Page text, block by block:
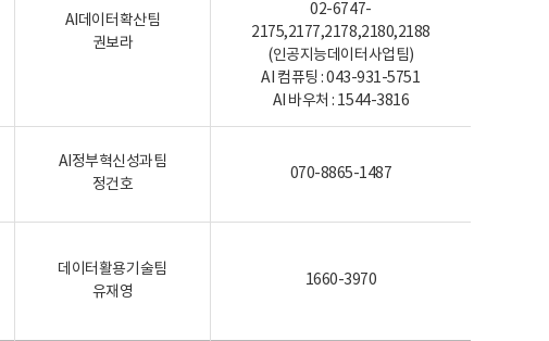
AI데이터확산팀
권보라
02-6747-
2175,2177,2178,2180,2188
(인공지능데이터사업팀)
AI 컴퓨팅 : 043-931-5751
AI 바우처 : 1544-3816
AI정부혁신성과팀
정건호
070-8865-1487
데이터활용기술팀
유재영
1660-3970